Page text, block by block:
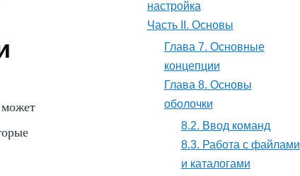
настройка
Часть II. Основы
Глава 7. Основные
концепции
Глава 8. Основы
оболочки
8.2. Ввод команд
8.3. Работа с файлами
и каталогами